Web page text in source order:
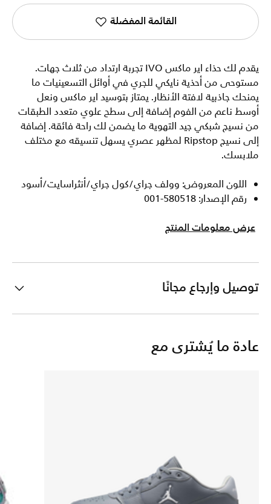
القائمة المفضلة
يقدم لك حذاء اير ماكس IVO تجربة ارتداد من ثلاث جهات.
مستوحى من أحذية نايكي للجري في أوائل التسعينيات ما
يمنحك جاذبية لافتة الأنظار. يمتاز بتوسيد اير ماكس ونعل
أوسط ناعم من الفوم إضافة إلى سطح علوي متعدد الطبقات
من نسيج شبكي جيد التهوية ما يضمن لك راحة فائقة. إضافة
إلى نسيج Ripstop لمظهر عصري يسهل تنسيقه مع مختلف
ملابسك.
اللون المعروض: وولف جراي/كول جراي/أنثراسايت/أسود
رقم الإصدار: 580518-001
عرض معلومات المنتج
توصيل وإرجاع مجانًا
عادة ما يُشترى مع